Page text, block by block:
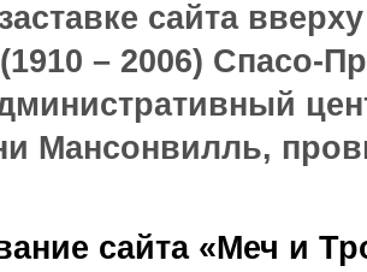
сайта
– 2006) Спасо-
Мансонвилль,
сайта «Меч и